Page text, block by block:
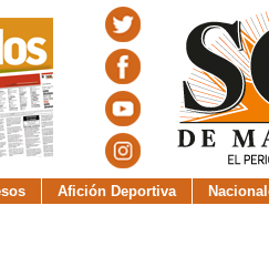
Afición Deportiva